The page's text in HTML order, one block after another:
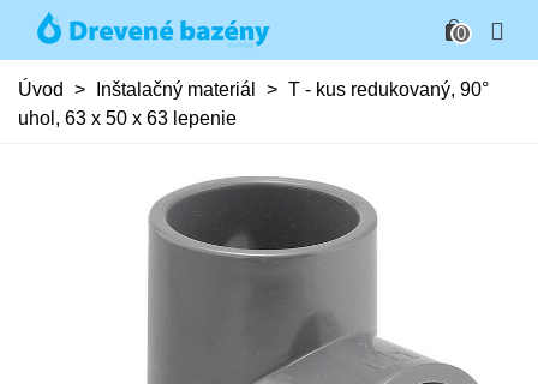
0
Úvod > Inštalačný materiál > T - kus redukovaný, 90°
uhol, 63 x 50 x 63 lepenie